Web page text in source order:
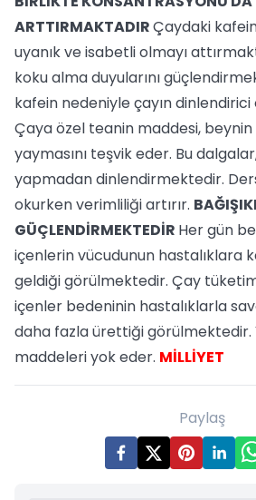
ARTTIRMAKTADIRÇaydaki
uyanık ve isabetli olmayı
koku alma duyularını
kafein nedeniyle çayın dinlendirici
Çaya özel teanin maddesi,
yaymasını teşvik eder. Bu
yapmadan dinlendirmektedir.
okurken verimliliği artırır.
GÜÇLENDİRMEKTEDİR Her gün
içenlerin vücudunun hastalıklara
geldiği görülmektedir. Çay
içenler bedeninin hastalıklarla
daha fazla ürettiği görülmektedir.
maddeleri yok eder. MİLLİYET
Paylaş